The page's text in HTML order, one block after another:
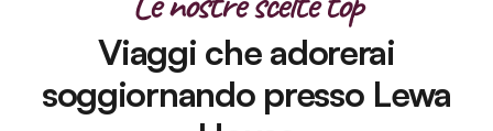
Viaggi che adorerai
soggiornando presso Lewa